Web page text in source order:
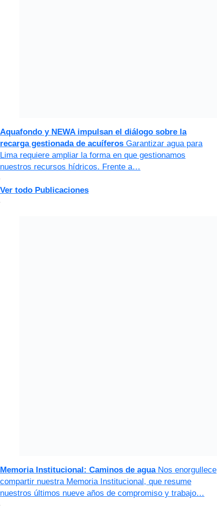
Aquafondo y NEWA impulsan el diálogo sobre la
recarga gestionada de acuíferos Garantizar agua para
Lima requiere ampliar la forma en que gestionamos
nuestros recursos hídricos. Frente a…
Ver todo Publicaciones
Memoria Institucional: Caminos de agua Nos enorgullece
compartir nuestra Memoria Institucional, que resume
nuestros últimos nueve años de compromiso y trabajo…